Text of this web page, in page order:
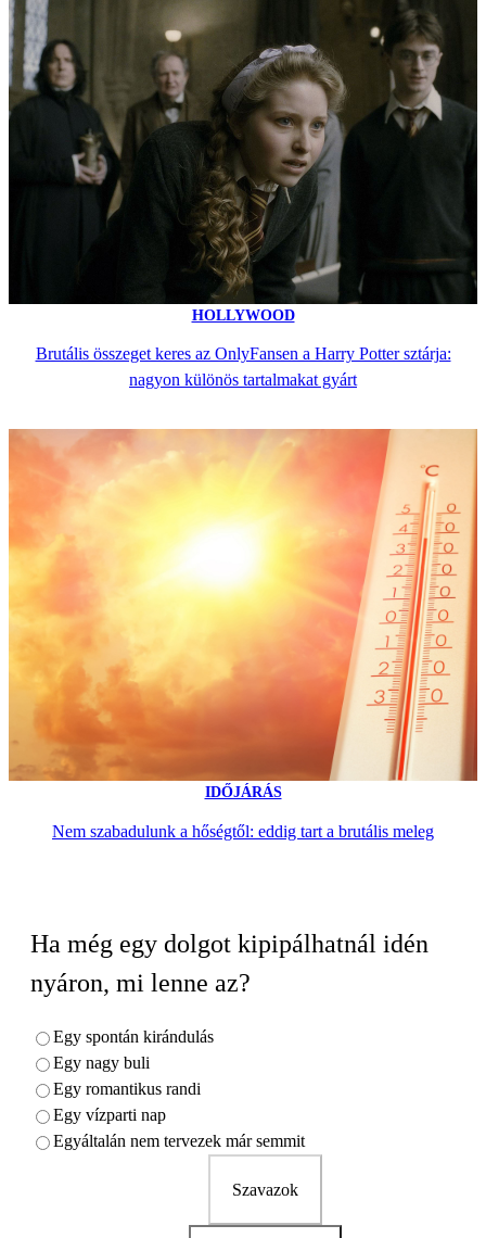
HOLLYWOOD
Brutális összeget keres az OnlyFansen a Harry Potter sztárja:
nagyon különös tartalmakat gyárt
IDŐJÁRÁS
Nem szabadulunk a hőségtől: eddig tart a brutális meleg
Ha még egy dolgot kipipálhatnál idén
nyáron, mi lenne az?
Egy spontán kirándulás
Egy nagy buli
Egy romantikus randi
Egy vízparti nap
Egyáltalán nem tervezek már semmit
Szavazok